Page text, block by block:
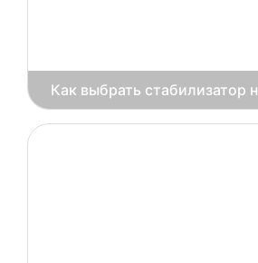
​Как выбрать стабилизатор